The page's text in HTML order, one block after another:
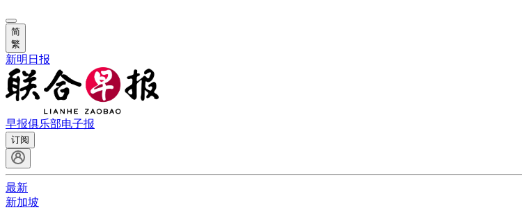
简
繁
新明日报
早报俱乐部电子报
订阅
最新
新加坡